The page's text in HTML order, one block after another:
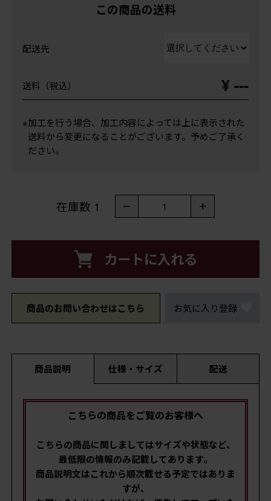
この商品の送料
配送先
送料（税込） ¥ ---
※加工を行う場合、加工内容によっては上に表示された
送料から変更になることがございます。予めご了承く
ださい。
在庫数 1 － 1 ＋
カートに入れる
商品のお問い合わせはこちら お気に入り登録
商品説明 仕様・サイズ 配送
こちらの商品をご覧のお客様へ
こちらの商品に関しましてはサイズや状態など、
最低限の情報のみ記載してあります。
商品説明文はこれから順次載せる予定ではありま
すが、